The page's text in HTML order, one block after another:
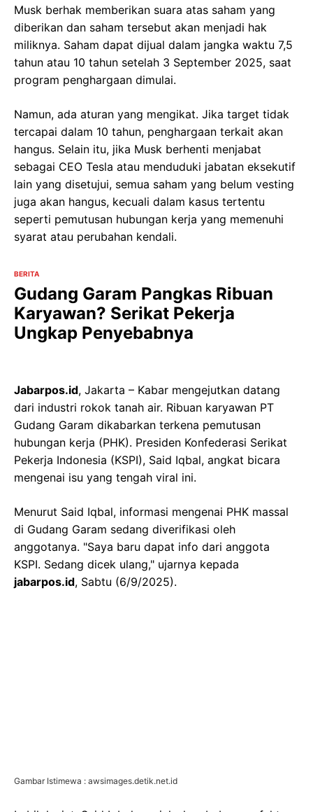
Musk berhak memberikan suara atas saham yang
diberikan dan saham tersebut akan menjadi hak
miliknya. Saham dapat dijual dalam jangka waktu 7,5
tahun atau 10 tahun setelah 3 September 2025, saat
program penghargaan dimulai.
Namun, ada aturan yang mengikat. Jika target tidak
tercapai dalam 10 tahun, penghargaan terkait akan
hangus. Selain itu, jika Musk berhenti menjabat
sebagai CEO Tesla atau menduduki jabatan eksekutif
lain yang disetujui, semua saham yang belum vesting
juga akan hangus, kecuali dalam kasus tertentu
seperti pemutusan hubungan kerja yang memenuhi
syarat atau perubahan kendali.
BERITA
Gudang Garam Pangkas Ribuan
Karyawan? Serikat Pekerja
Ungkap Penyebabnya
Jabarpos.id, Jakarta – Kabar mengejutkan datang
dari industri rokok tanah air. Ribuan karyawan PT
Gudang Garam dikabarkan terkena pemutusan
hubungan kerja (PHK). Presiden Konfederasi Serikat
Pekerja Indonesia (KSPI), Said Iqbal, angkat bicara
mengenai isu yang tengah viral ini.
Menurut Said Iqbal, informasi mengenai PHK massal
di Gudang Garam sedang diverifikasi oleh
anggotanya. "Saya baru dapat info dari anggota
KSPI. Sedang dicek ulang," ujarnya kepada
jabarpos.id, Sabtu (6/9/2025).
Gambar Istimewa : awsimages.detik.net.id